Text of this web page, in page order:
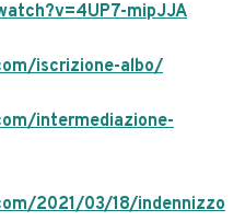
mipJJA
iscrizione-albo/
intermediazione-
2021/03/18/indennizzo